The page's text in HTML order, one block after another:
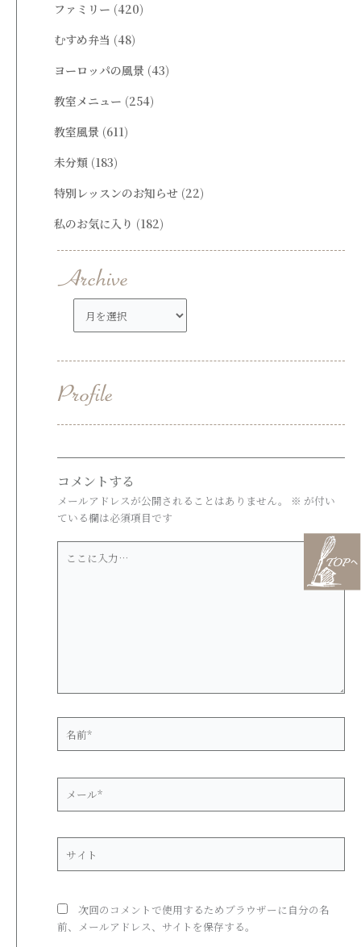
ファミリー (420)
むすめ弁当 (48)
ヨーロッパの風景 (43)
教室メニュー (254)
教室風景 (611)
未分類 (183)
特別レッスンのお知らせ (22)
私のお気に入り (182)
カ
ブ
コメントする
メールアドレスが公開されることはありません。 ※ が付い
ている欄は必須項目です
前
*
次回のコメントで使用するためブラウザーに自分の名
前、メールアドレス、サイトを保存する。